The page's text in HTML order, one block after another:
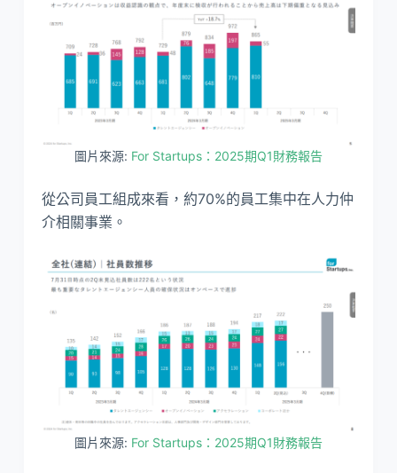
圖片來源: For Startups：2025期Q1財務報告
從公司員工組成來看，約70%的員工集中在人力仲
介相關事業。
圖片來源: For Startups：2025期Q1財務報告